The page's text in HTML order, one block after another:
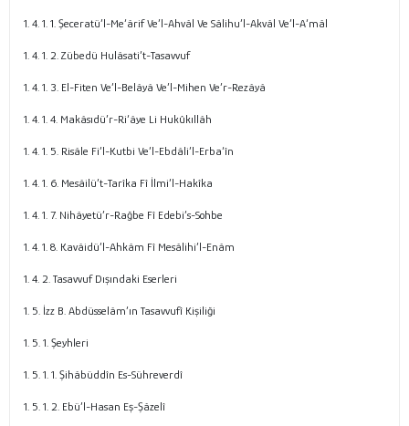
1. 4. 1. 1. Şeceratü’l-Me‘ârif Ve’l-Ahvâl Ve Sâlihu’l-Akvâl Ve’l-A‘mâl
1. 4. 1. 2. Zübedü Hulâsati’t-Tasavvuf
1. 4. 1. 3. El-Fiten Ve’l-Belâyâ Ve’l-Mihen Ve’r-Rezâyâ
1. 4. 1. 4. Makâsıdü’r-Ri‘âye Li Hukûkıllâh
1. 4. 1. 5. Risâle Fi’l-Kutbi Ve’l-Ebdâli’l-Erba‘în
1. 4. 1. 6. Mesâilü’t-Tarîka Fî İlmi’l-Hakîka
1. 4. 1. 7. Nihâyetü’r-Rağbe Fî Edebi’s-Sohbe
1. 4. 1. 8. Kavâidü’l-Ahkâm Fî Mesâlihi’l-Enâm
1. 4. 2. Tasavvuf Dışındaki Eserleri
1. 5. İzz B. Abdüsselâm’ın Tasavvufî Kişiliği
1. 5. 1. Şeyhleri
1. 5. 1. 1. Şihâbüddîn Es-Sühreverdî
1. 5. 1. 2. Ebü’l-Hasan Eş-Şâzelî